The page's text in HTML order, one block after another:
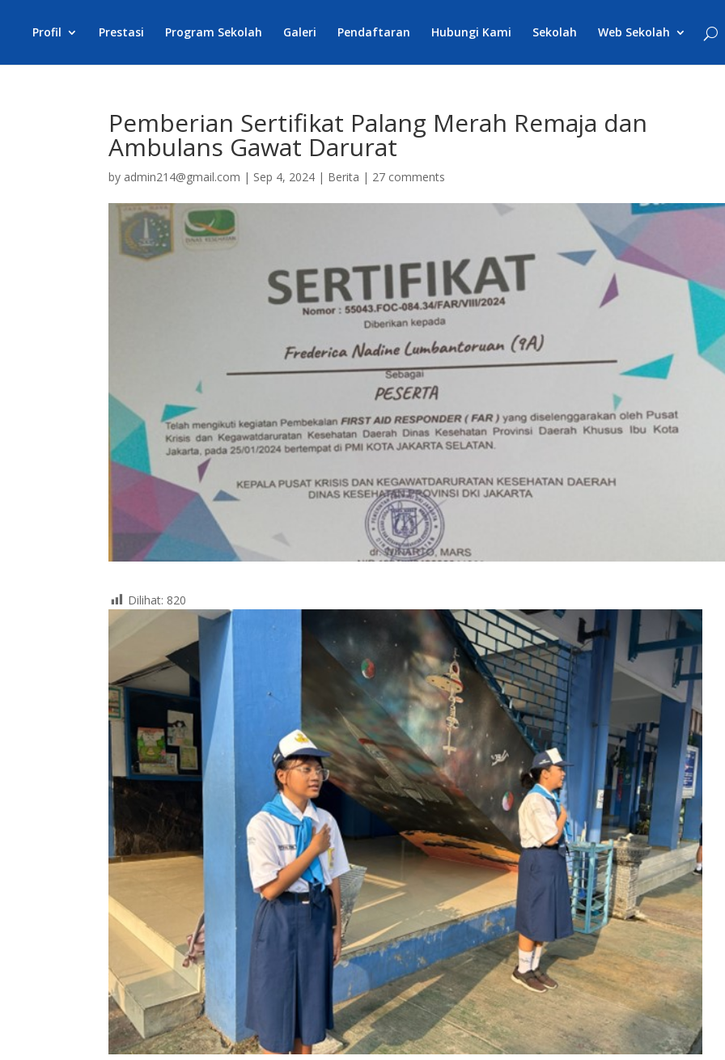
Profil Prestasi Program Sekolah Galeri Pendaftaran Hubungi Kami Sekolah Web Sekolah
Pemberian Sertifikat Palang Merah Remaja dan
Ambulans Gawat Darurat
by admin214@gmail.com | Sep 4, 2024 | Berita | 27 comments
Dilihat: 820